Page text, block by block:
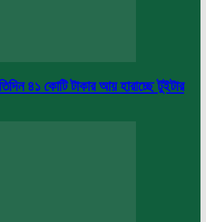
৪১ কোটি টাকার আয় হারাচ্ছে টুইটার